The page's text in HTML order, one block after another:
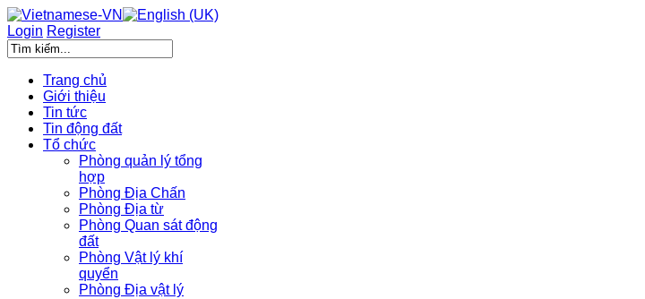
Login Register
Trang chủ
Giới thiệu
Tin tức
Tin động đất
Tổ chức
Phòng quản lý tổng
hợp
Phòng Địa Chấn
Phòng Địa từ
Phòng Quan sát động
đất
Phòng Vật lý khí
quyển
Phòng Địa vật lý